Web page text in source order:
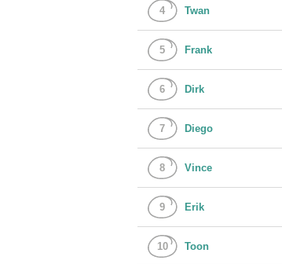
4 Twan
5 Frank
6 Dirk
7 Diego
8 Vince
9 Erik
10 Toon